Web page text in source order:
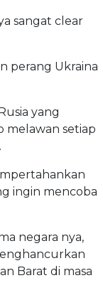
sangat clear
perang Ukraina
yang
melawan setiap
ingin mencoba
negara nya,
Barat di masa